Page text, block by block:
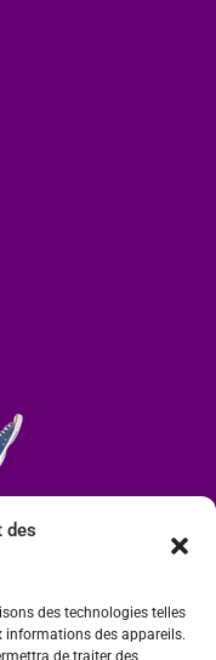
des
des technologies telles
informations des appareils.
de traiter des